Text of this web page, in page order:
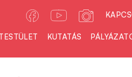
KUTATÁS